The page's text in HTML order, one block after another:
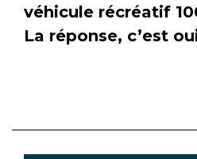
véhicule récréatif
La réponse, c’est